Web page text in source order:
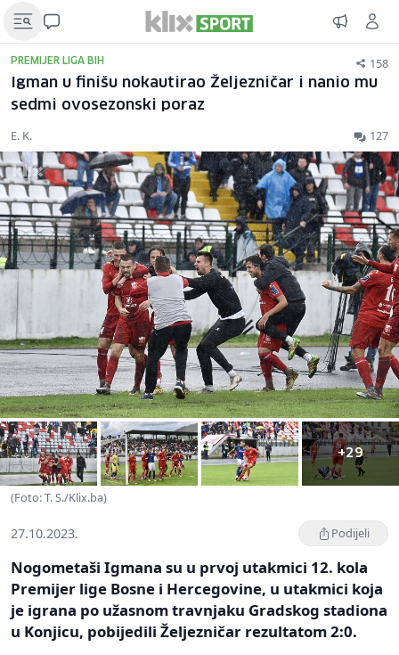
PREMIJER LIGA BIH 158
Igman u finišu nokautirao Željezničar i nanio mu
sedmi ovosezonski poraz
E. K. 127
+29
(Foto: T. S./Klix.ba)
27.10.2023. Podijeli
Nogometaši Igmana su u prvoj utakmici 12. kola
Premijer lige Bosne i Hercegovine, u utakmici koja
je igrana po užasnom travnjaku Gradskog stadiona
u Konjicu, pobijedili Željezničar rezultatom 2:0.